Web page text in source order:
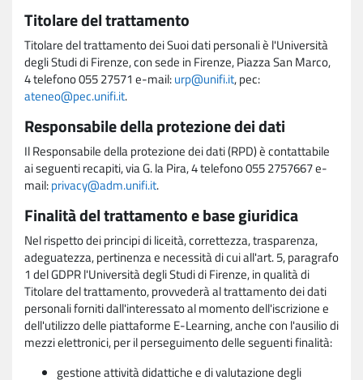
Titolare del trattamento
Titolare del trattamento dei Suoi dati personali è l'Università
degli Studi di Firenze, con sede in Firenze, Piazza San Marco,
4 telefono 055 27571 e-mail:urp@unifi.it, pec:
ateneo@pec.unifi.it.
Responsabile della protezione dei dati
Il Responsabile della protezione dei dati (RPD) è contattabile
ai seguenti recapiti, via G. la Pira, 4 telefono 055 2757667 e-
mail:privacy@adm.unifi.it.
Finalità del trattamento e base giuridica
Nel rispetto dei principi di liceità, correttezza, trasparenza,
adeguatezza, pertinenza e necessità di cui all'art. 5, paragrafo
1 del GDPR l'Università degli Studi di Firenze, in qualità di
Titolare del trattamento, provvederà al trattamento dei dati
personali forniti dall'interessato al momento dell'iscrizione e
dell'utilizzo delle piattaforme E-Learning, anche con l'ausilio di
mezzi elettronici, per il perseguimento delle seguenti finalità:
gestione attività didattiche e di valutazione degli